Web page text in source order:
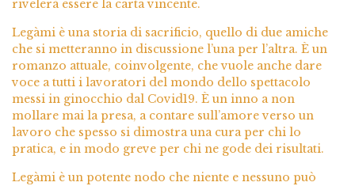
rivelerà essere la carta vincente.
Legàmi è una storia di sacrificio, quello di due amiche
che si metteranno in discussione l’una per l’altra. È un
romanzo attuale, coinvolgente, che vuole anche dare
voce a tutti i lavoratori del mondo dello spettacolo
messi in ginocchio dal Covid19. È un inno a non
mollare mai la presa, a contare sull’amore verso un
lavoro che spesso si dimostra una cura per chi lo
pratica, e in modo greve per chi ne gode dei risultati.
Legàmi è un potente nodo che niente e nessuno può